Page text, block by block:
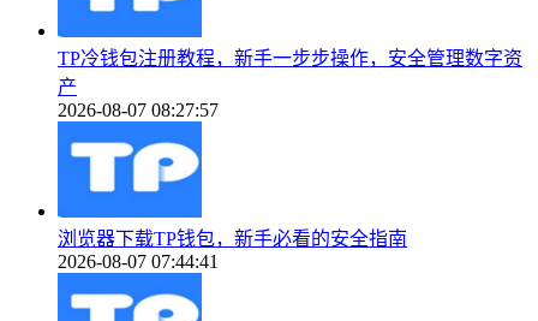
TP冷钱包注册教程，新手一步步操作，安全管理数字资
产
2026-08-07 08:27:57
浏览器下载TP钱包，新手必看的安全指南
2026-08-07 07:44:41